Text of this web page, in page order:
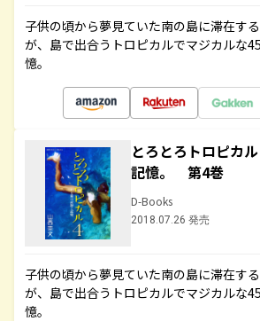
子供の頃から夢見ていた南の島に滞在す
が、島で出合うトロピカルでマジカルな
憶。
とろとろトロピカ
記憶。 第4巻
D-Books
2018.07.26 発売
子供の頃から夢見ていた南の島に滞在す
が、島で出合うトロピカルでマジカルな
憶。